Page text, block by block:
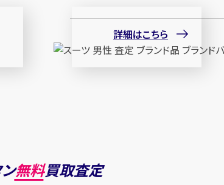
詳細はこちら
ン無料買取査定